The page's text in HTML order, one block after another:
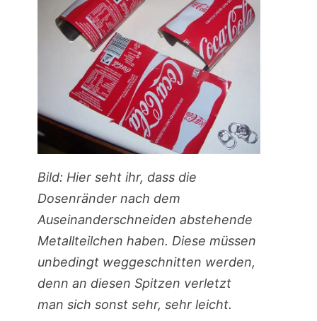
Bild: Hier seht ihr, dass die
Dosenränder nach dem
Auseinanderschneiden abstehende
Metallteilchen haben. Diese müssen
unbedingt weggeschnitten werden,
denn an diesen Spitzen verletzt
man sich sonst sehr, sehr leicht.